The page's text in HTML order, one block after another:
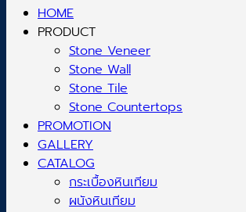
HOME
PRODUCT
Stone Veneer
Stone Wall
Stone Tile
Stone Countertops
PROMOTION
GALLERY
CATALOG
กระเบื้องหินเทียม
ผนังหินเทียม